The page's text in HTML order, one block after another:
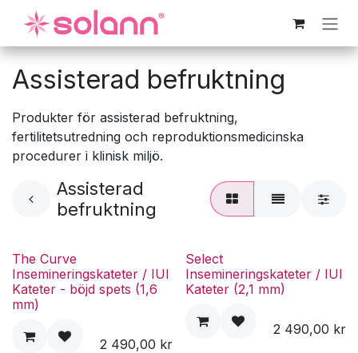
Hoppa till innehåll
Assisterad befruktning
Produkter för assisterad befruktning,
fertilitetsutredning och reproduktionsmedicinska
procedurer i klinisk miljö.
Assisterad
befruktning
The Curve
Insemineringskateter / IUI
Kateter - böjd spets (1,6
mm)
2 490,00 kr
Select
Insemineringskateter / IUI
Kateter (2,1 mm)
2 490,00 kr